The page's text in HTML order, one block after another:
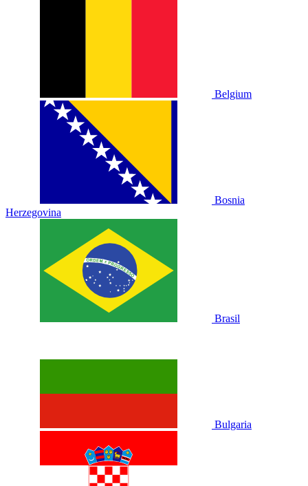
Belgium
Bosnia
Herzegovina
Brasil
Bulgaria